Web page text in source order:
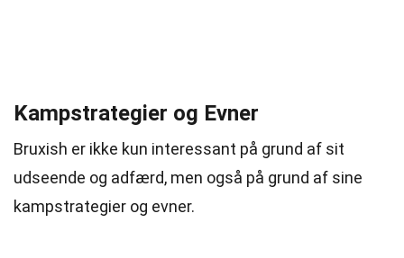
Kampstrategier og Evner
Bruxish er ikke kun interessant på grund af sit
udseende og adfærd, men også på grund af sine
kampstrategier og evner.